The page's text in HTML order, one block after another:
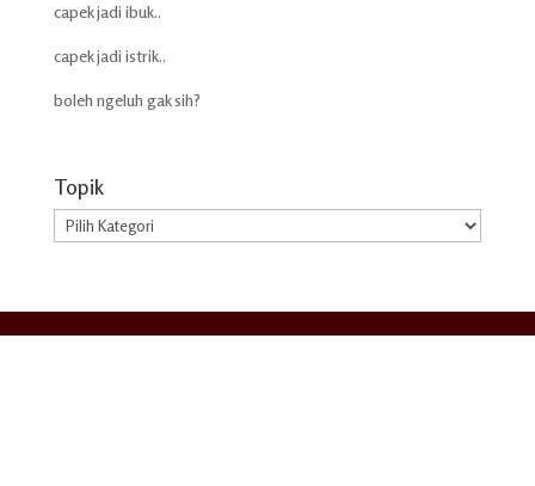
capek jadi ibuk..
capek jadi istrik..
boleh ngeluh gak sih?
Topik
Topik